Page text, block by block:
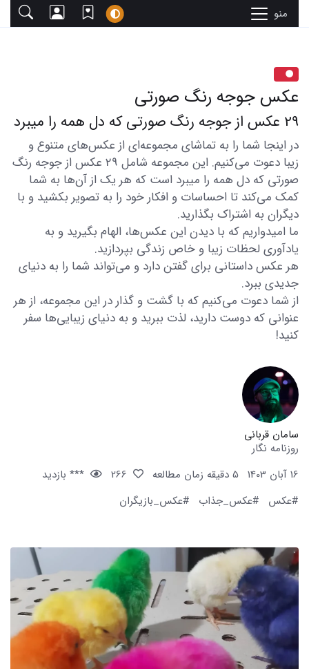
منو
عکس جوجه رنگ صورتی
29 عکس از جوجه رنگ صورتی که دل همه را میبرد
در اینجا شما را به تماشای مجموعه‌ای از عکس‌های متنوع و
زیبا دعوت می‌کنیم. این مجموعه شامل 29 عکس از جوجه رنگ
صورتی که دل همه را میبرد است که هر یک از آن‌ها به شما
کمک می‌کند تا احساسات و افکار خود را به تصویر بکشید و با
دیگران به اشتراک بگذارید.
ما امیدواریم که با دیدن این عکس‌ها، الهام بگیرید و به
یادآوری لحظات زیبا و خاص زندگی بپردازید.
هر عکس داستانی برای گفتن دارد و می‌تواند شما را به دنیای
جدیدی ببرد.
از شما دعوت می‌کنیم که با گشت و گذار در این مجموعه، از هر
عنوانی که دوست دارید، لذت ببرید و به دنیای زیبایی‌ها سفر
کنید!
سامان قربانی
روزنامه نگار
16 آبان 1403
5 دقیقه زمان مطالعه
*** بازدید
#عکس
#عکس_جذاب #عکس_بازیگران